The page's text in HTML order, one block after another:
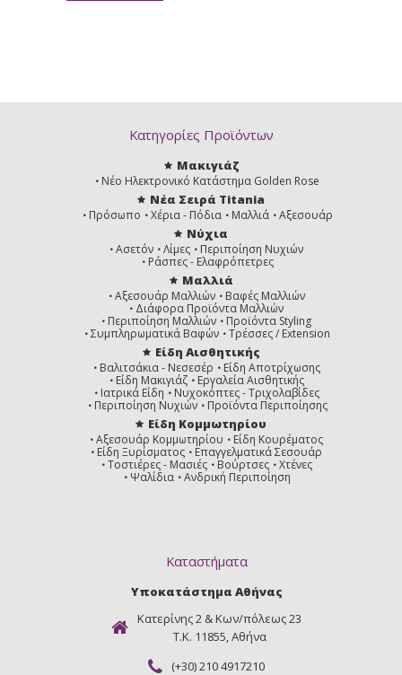
Κατηγορίες Προϊόντων
Μακιγιάζ
Νέο Ηλεκτρονικό Κατάστημα Golden Rose
Νέα Σειρά Titania
Πρόσωπο Χέρια - Πόδια Μαλλιά Αξεσουάρ
Νύχια
Ασετόν Λίμες
Περιποίηση Νυχιών
Ράσπες - Ελαφρόπετρες
Μαλλιά
Αξεσουάρ Μαλλιών
Βαφές Μαλλιών
Διάφορα Προϊόντα Μαλλιών
Περιποίηση Μαλλιών
Προϊόντα Styling
Συμπληρωματικά Βαφών
Τρέσσες / Extension
Είδη Αισθητικής
Βαλιτσάκια - Νεσεσέρ
Είδη Αποτρίχωσης
Είδη Μακιγιάζ
Εργαλεία Αισθητικής
Ιατρικά Είδη
Νυχοκόπτες - Τριχολαβίδες
Περιποίηση Νυχιών
Προϊόντα Περιποίησης
Είδη Κομμωτηρίου
Αξεσουάρ Κομμωτηρίου
Είδη Κουρέματος
Είδη Ξυρίσματος
Επαγγελματικά Σεσουάρ
Τοστιέρες - Μασιές
Βούρτσες
Χτένες
Ψαλίδια
Ανδρική Περιποίηση
Καταστήματα
Υποκατάστημα Αθήνας
Κατερίνης 2 & Κων/πόλεως 23
Τ.Κ. 11855, Αθήνα
(+30) 210 4917210